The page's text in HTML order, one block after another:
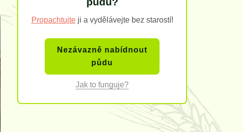
Propachtujteji a vydělávejte bez starostí!
Nezávazně nabídnout
půdu
Jak to funguje?